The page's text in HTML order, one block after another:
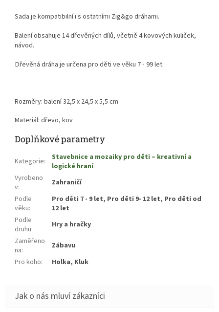
Sada je kompatibilní i s ostatními Zig&go dráhami.
Balení obsahuje 14 dřevěných dílů, včetně 4 kovových kuliček,
návod.
Dřevěná dráha je určena pro děti ve věku 7 - 99let.
Rozměry: balení 32,5 x 24,5 x 5,5 cm
Materiál: dřevo, kov
Doplňkové parametry
Kategorie:
Stavebnice a mozaiky pro děti – kreativní a
logické hraní
Vyrobeno
v:
Zahraničí
Podle
věku:
Pro děti 7 - 9 let, Pro děti 9- 12 let, Pro děti od
12 let
Podle
druhu:
Hry a hračky
Zaměřeno
na:
Zábavu
Pro koho: Holka, Kluk